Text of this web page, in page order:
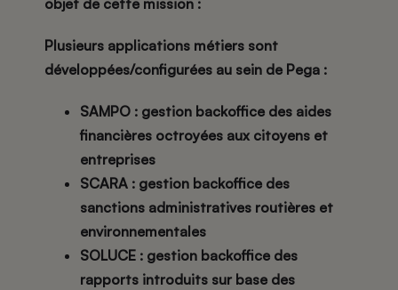
objet de cette mission :
Plusieurs applications métiers sont
développées/configurées au sein de Pega :
SAMPO : gestion backoffice des aides
financières octroyées aux citoyens et
entreprises
SCARA : gestion backoffice des
sanctions administratives routières et
environnementales
SOLUCE : gestion backoffice des
rapports introduits sur base des